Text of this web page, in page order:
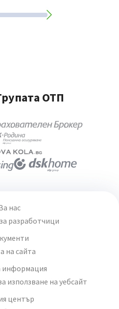
ОТП
нас
разработчици
на сайта
информация
използване на уебсайт
център